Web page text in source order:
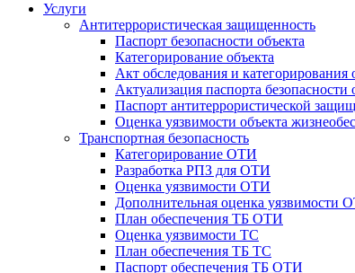
Услуги
Антитеррористическая защищенность
Паспорт безопасности объекта
Категорирование объекта
Акт обследования и категорирования
Актуализация паспорта безопасности
Паспорт антитеррористической
Оценка уязвимости объекта
Транспортная безопасность
Категорирование ОТИ
Разработка РПЗ для ОТИ
Оценка уязвимости ОТИ
Дополнительная оценка уязвимости
План обеспечения ТБ ОТИ
Оценка уязвимости ТС
План обеспечения ТБ ТС
Паспорт обеспечения ТБ ОТИ